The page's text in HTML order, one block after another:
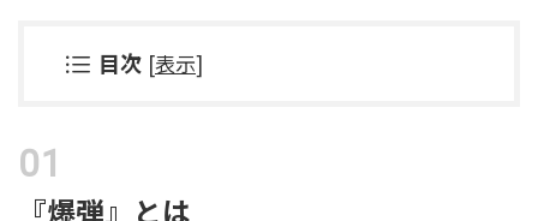
目次 [表示]
『爆弾』とは